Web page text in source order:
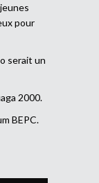
pour
serait un
2000.
BEPC.